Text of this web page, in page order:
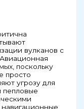
вулканов с
поскольку
просто
угрозу для
пепловые
навигационные